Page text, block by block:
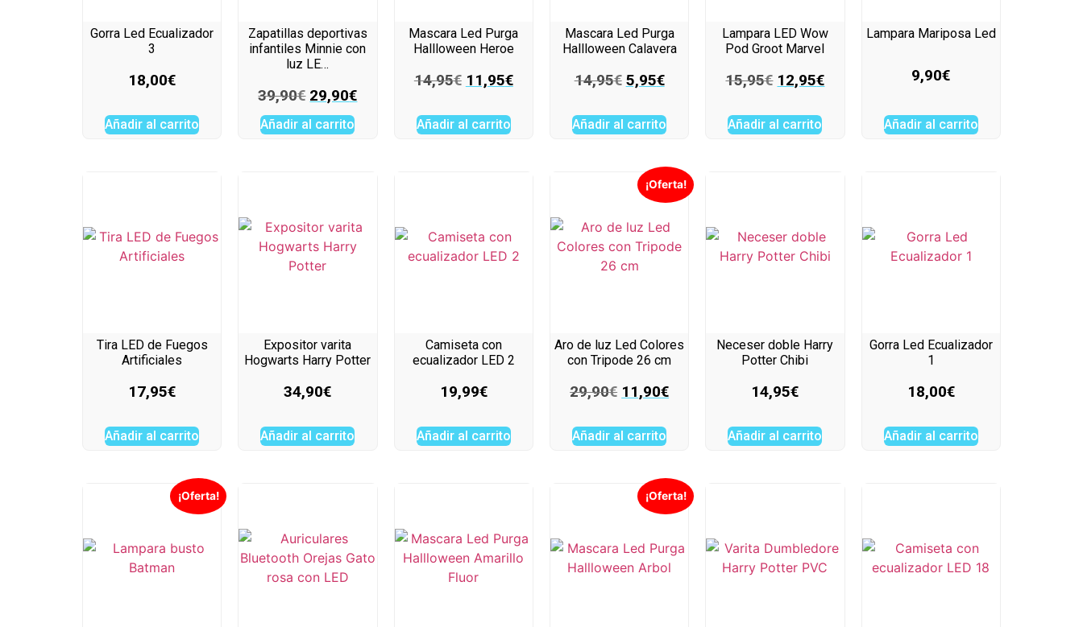
Gorra Led Ecualizador
3
18,00€
Añadir al carrito
Zapatillas deportivas
infantiles Minnie con
luz LE…
39,90€ 29,90€
Añadir al carrito
Mascara Led Purga
Hallloween Heroe
14,95€ 11,95€
Añadir al carrito
Mascara Led Purga
Hallloween Calavera
14,95€ 5,95€
Añadir al carrito
Lampara LED Wow
Pod Groot Marvel
15,95€ 12,95€
Añadir al carrito
Lampara Mariposa Led
9,90€
Añadir al carrito
Tira LED de Fuegos
Artificiales
17,95€
Añadir al carrito
Expositor varita
Hogwarts Harry Potter
34,90€
Añadir al carrito
Camiseta con
ecualizador LED 2
19,99€
Añadir al carrito
¡Oferta!
Aro de luz Led Colores
con Tripode 26 cm
29,90€ 11,90€
Añadir al carrito
Neceser doble Harry
Potter Chibi
14,95€
Añadir al carrito
Gorra Led Ecualizador
1
18,00€
Añadir al carrito
¡Oferta! ¡Oferta!